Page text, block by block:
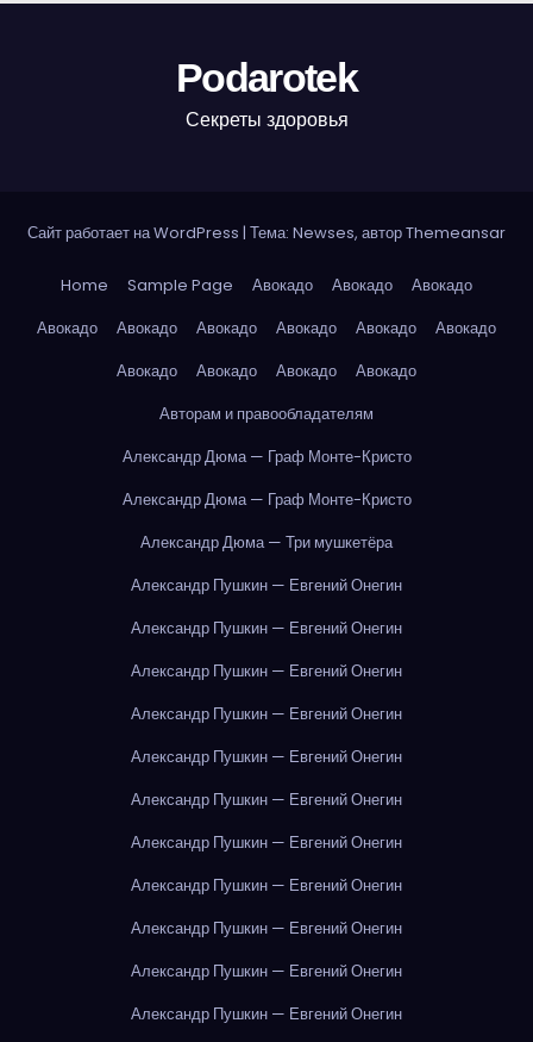
Podarotek
Секреты здоровья
Сайт работает на WordPress | Тема: Newses, авторThemeansar
Home Sample Page Авокадо Авокадо
Авокадо
Авокадо
Авокадо Авокадо Авокадо Авокадо
Авокадо
Авокадо
Авокадо Авокадо
Авокадо
Авторам и правообладателям
Александр Дюма — Граф Монте-Кристо
Александр Дюма — Граф Монте-Кристо
Александр Дюма — Три мушкетёра
Александр Пушкин — Евгений Онегин
Александр Пушкин — Евгений Онегин
Александр Пушкин — Евгений Онегин
Александр Пушкин — Евгений Онегин
Александр Пушкин — Евгений Онегин
Александр Пушкин — Евгений Онегин
Александр Пушкин — Евгений Онегин
Александр Пушкин — Евгений Онегин
Александр Пушкин — Евгений Онегин
Александр Пушкин — Евгений Онегин
Александр Пушкин — Евгений Онегин